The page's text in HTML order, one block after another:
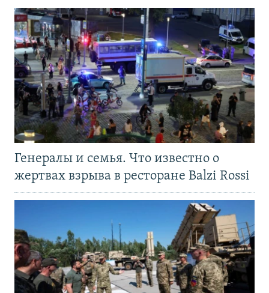
Генералы и семья. Что известно о
жертвах взрыва в ресторане Balzi Rossi